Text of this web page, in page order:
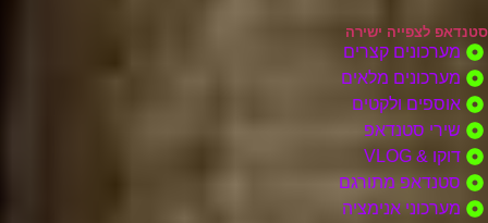
סטנדאפ לצפייה ישירה
מערכונים קצרים
מערכונים מלאים
אוספים ולקטים
שירי סטנדאפ
דוקו & VLOG
סטנדאפ מתורגם
מערכוני אנימציה